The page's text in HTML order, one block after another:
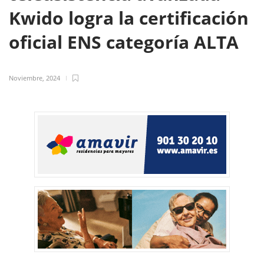
Kwido logra la certificación
oficial ENS categoría ALTA
Noviembre, 2024